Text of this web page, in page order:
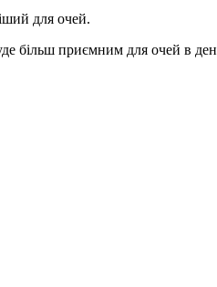
для очей.
більш приємним для очей в